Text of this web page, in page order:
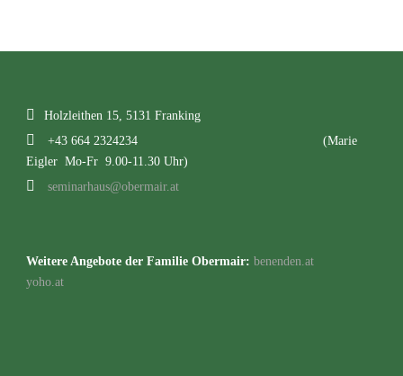
Holzleithen 15, 5131 Franking
+43 664 2324234
(Marie
Eigler Mo-Fr 9.00-11.30 Uhr)
seminarhaus@obermair.at
Weitere Angebote der Familie Obermair: benenden.at
yoho.at